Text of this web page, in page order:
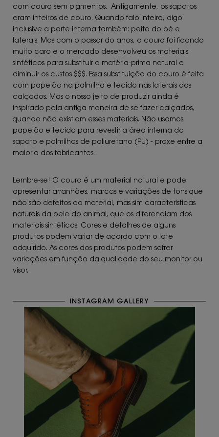
com couro sem pigmentos. Antigamente, os sapatos
eram inteiros de couro. Quando falo inteiro, digo
inclusive a parte interna também: peito do pé e
laterais. Mas com o passar do anos, o couro foi ficando
muito caro e o mercado desenvolveu os materiais
sintéticos para substituir a matéria-prima natural e
diminuir os custos $$$. Essa substituição do couro é feita
com papelão na palmilha e tecido nas laterais dos
calçados. Mas o nosso jeito de produzir ainda é
inspirado pela antiga maneira de se fazer calçados,
quando não existiam esses materiais. Não usamos
papelão e tecido para revestir a área interna do
sapato e palmilhas de poliuretano (PU) - praxe entre a
maioria dos fabricantes.
Lembre-se! O couro é um material natural e pode
apresentar arranhões, marcas e variações de tons que
não são defeitos do material, mas sim características
naturais da pele do animal, que os diferenciam dos
materiais sintéticos. Cores e detalhes de alguns
produtos podem variar de acordo com o lote
adquirido. As cores dos produtos podem sofrer
variações em função da qualidade do seu monitor ou
visor.
INSTAGRAM GALLERY